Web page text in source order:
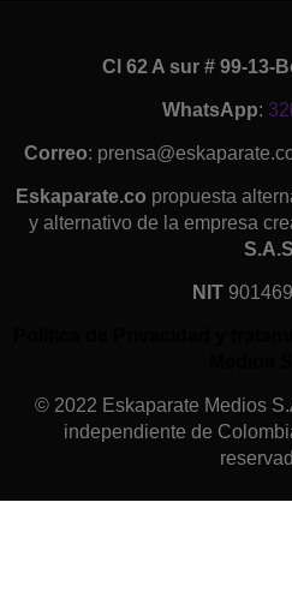
Cl 62 A sur # 99-13-
WhatsApp:
Correo:
Eskaparate.co propuesta
y alternativo de la empresa
S.A.S
NIT
© 2022 Eskaparate Medios
independiente de